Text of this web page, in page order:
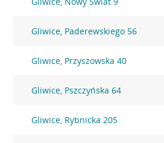
Gliwice, Paderewskiego 56
Gliwice, Przyszowska 40
Gliwice, Pszczyńska 64
Gliwice, Rybnicka 205